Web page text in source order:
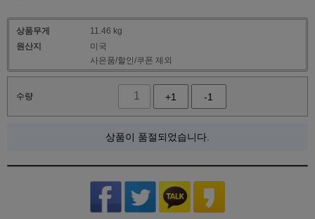
상품무게
11.46 kg
원산지
미국
사은품/할인/쿠폰 제외
수량 +1 -1
상품이 품절되었습니다.